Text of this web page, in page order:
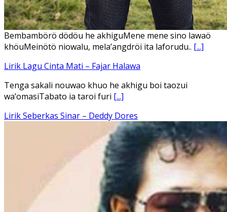
Ena’o natola ukhamoHaga mbawa ba desa’aUhalo ube’e
khomoUohe ia ube bangaimo Ena’o
Lirik Lagu FAFOFA Ciptaan Fajar Halawa Vocal Rendi Gulo